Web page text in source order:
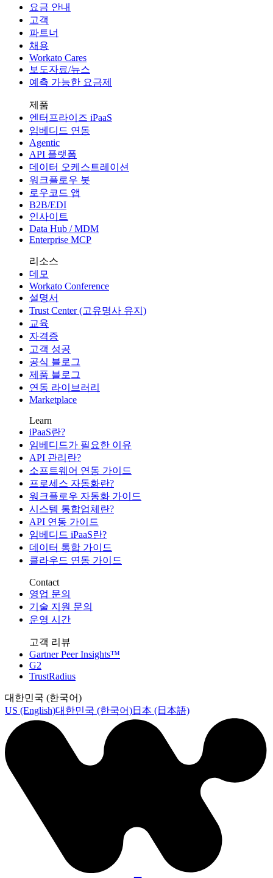
요금 안내
고객
파트너
채용
Workato Cares
보도자료/뉴스
예측 가능한 요금제
제품
엔터프라이즈 iPaaS
임베디드 연동
Agentic
API 플랫폼
데이터 오케스트레이션
워크플로우 봇
로우코드 앱
B2B/EDI
인사이트
Data Hub / MDM
Enterprise MCP
리소스
데모
Workato Conference
설명서
Trust Center (고유명사 유지)
교육
자격증
고객 성공
공식 블로그
제품 블로그
연동 라이브러리
Marketplace
Learn
iPaaS란?
임베디드가 필요한 이유
API 관리란?
소프트웨어 연동 가이드
프로세스 자동화란?
워크플로우 자동화 가이드
시스템 통합업체란?
API 연동 가이드
임베디드 iPaaS란?
데이터 통합 가이드
클라우드 연동 가이드
Contact
영업 문의
기술 지원 문의
운영 시간
고객 리뷰
Gartner Peer Insights™
G2
TrustRadius
대한민국 (한국어)
US (English)대한민국 (한국어)日本 (日本語)